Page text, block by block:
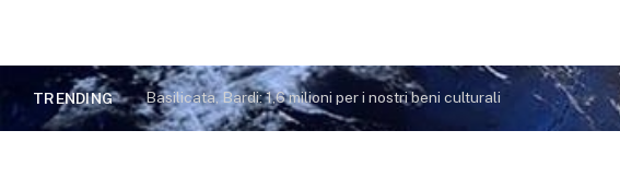
TRENDING Basilicata, Bardi: 1,6 milioni per i nostri beni culturali